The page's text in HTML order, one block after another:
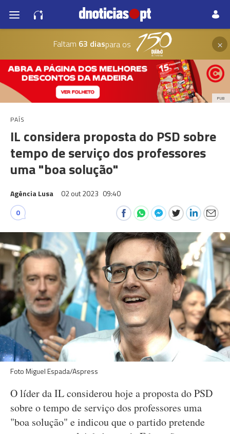
Faltam 63 diaspara os ×
PUB
PAÍS
IL considera proposta do PSD sobre
tempo de serviço dos professores
uma "boa solução"
Agência Lusa 02 out 2023 09:40
0
Foto Miguel Espada/Aspress
O líder da IL considerou hoje a proposta do PSD
sobre o tempo de serviço dos professores uma
"boa solução" e indicou que o partido pretende